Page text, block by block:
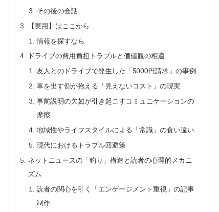
その後の会話
【実用】はここから
情報を探すなら
ドライブの費用負担トラブルと価値観の相違
友人とのドライブで発生した「5000円請求」の事例
車を出す側が抱える「見えないコスト」の現実
事前説明の欠如が引き起こすコミュニケーションの
摩擦
地域性やライフスタイルによる「常識」の食い違い
現代におけるトラブル回避策
ネットニュースの「釣り」構造と読者の心理的メカニ
ズム
読者の関心を引く「エンゲージメント重視」の記事
制作